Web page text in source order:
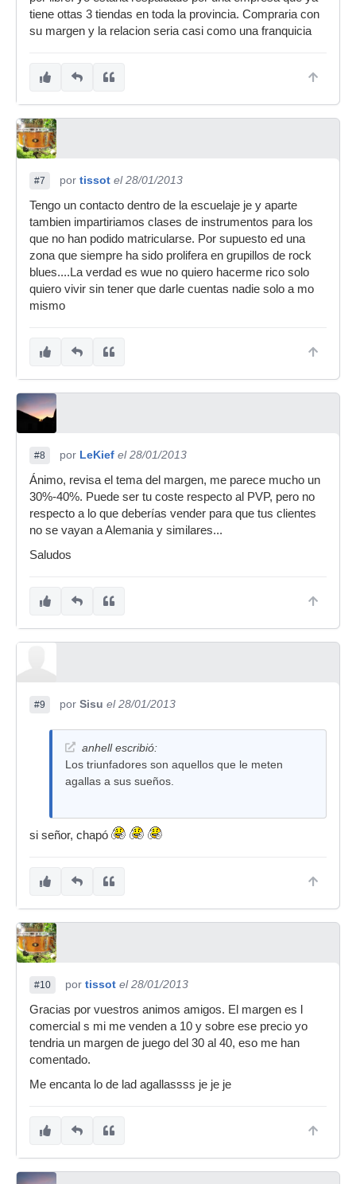
tiene ottas 3 tiendas en toda la provincia. Compraria con
su margen y la relacion seria casi como una franquicia
#7 por tissot el 28/01/2013
Tengo un contacto dentro de la escuelaje je y aparte
tambien impartiriamos clases de instrumentos para los
que no han podido matricularse. Por supuesto ed una
zona que siempre ha sido prolifera en grupillos de rock
blues....La verdad es wue no quiero hacerme rico solo
quiero vivir sin tener que darle cuentas nadie solo a mo
mismo
#8 por LeKief el 28/01/2013
Ánimo, revisa el tema del margen, me parece mucho un
30%-40%. Puede ser tu coste respecto al PVP, pero no
respecto a lo que deberías vender para que tus clientes
no se vayan a Alemania y similares...
Saludos
#9 por Sisu el 28/01/2013
anhell escribió:
Los triunfadores son aquellos que le meten
agallas a sus sueños.
si señor, chapó
#10 por tissot el 28/01/2013
Gracias por vuestros animos amigos. El margen es l
comercial s mi me venden a 10 y sobre ese precio yo
tendria un margen de juego del 30 al 40, eso me han
comentado.
Me encanta lo de lad agallassss je je je